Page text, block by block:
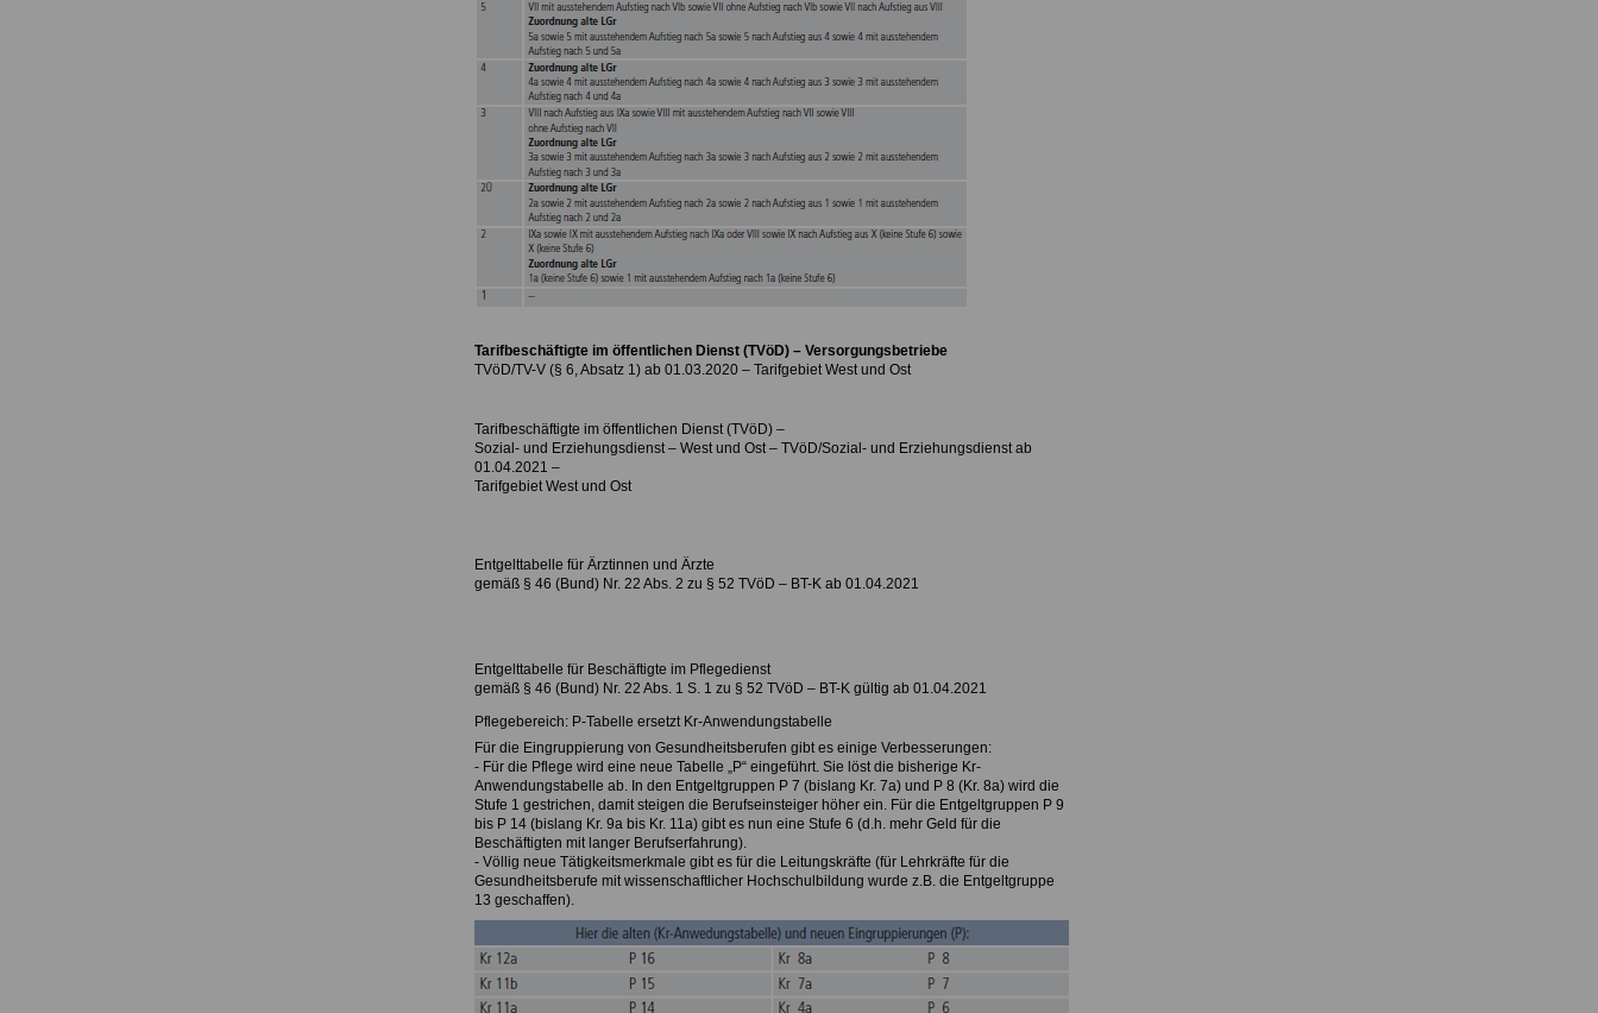
Tarifbeschäftigte im öffentlichen Dienst (TVöD) – Versorgungsbetriebe
TVöD/TV-V (§ 6, Absatz 1) ab 01.03.2020 – Tarifgebiet West und Ost
Tarifbeschäftigte im öffentlichen Dienst (TVöD) –
Sozial- und Erziehungsdienst – West und Ost – TVöD/Sozial- und Erziehungsdienst ab
01.04.2021 –
Tarifgebiet West und Ost
Entgelttabelle für Ärztinnen und Ärzte
gemäß § 46 (Bund) Nr. 22 Abs. 2 zu § 52 TVöD – BT-K ab 01.04.2021
Entgelttabelle für Beschäftigte im Pflegedienst
gemäß § 46 (Bund) Nr. 22 Abs. 1 S. 1 zu § 52 TVöD – BT-K gültig ab 01.04.2021
Pflegebereich: P-Tabelle ersetzt Kr-Anwendungstabelle
Für die Eingruppierung von Gesundheitsberufen gibt es einige Verbesserungen:
- Für die Pflege wird eine neue Tabelle „P“ eingeführt. Sie löst die bisherige Kr-
Anwendungstabelle ab. In den Entgeltgruppen P 7 (bislang Kr. 7a) und P 8 (Kr. 8a) wird die
Stufe 1 gestrichen, damit steigen die Berufseinsteiger höher ein. Für die Entgeltgruppen P 9
bis P 14 (bislang Kr. 9a bis Kr. 11a) gibt es nun eine Stufe 6 (d.h. mehr Geld für die
Beschäftigten mit langer Berufserfahrung).
- Völlig neue Tätigkeitsmerkmale gibt es für die Leitungskräfte (für Lehrkräfte für die
Gesundheitsberufe mit wissenschaftlicher Hochschulbildung wurde z.B. die Entgeltgruppe
13 geschaffen).